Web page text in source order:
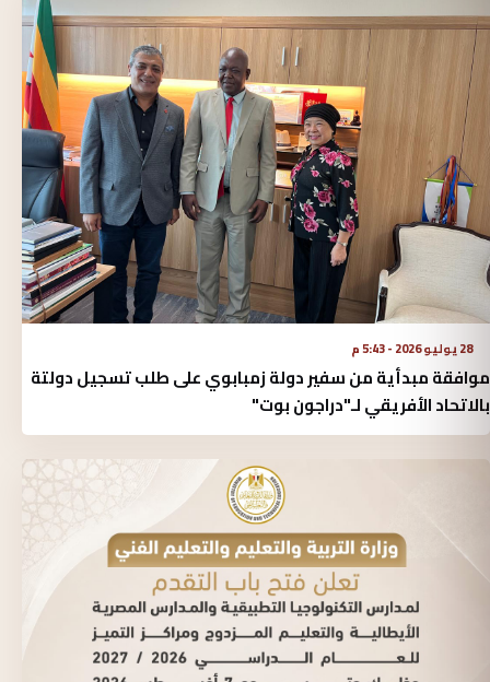
28 يوليو 2026 - 5:43 م
موافقة مبدأية من سفير دولة زمبابوي على طلب تسجيل دولتة
بالاتحاد الأفريقي لـ"دراجون بوت"